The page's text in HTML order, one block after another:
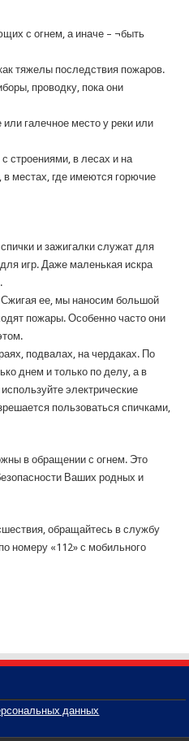
с огнем, а иначе – ¬быть
тяжелы последствия пожаров.
проводку, пока они
галечное место у реки или
строениями, в лесах и на
в местах, где имеются горючие
и зажигалки служат для
игр. Даже маленькая искра
ее, мы наносим большой
пожары. Особенно часто они
подвалах, на чердаках. По
днем и только по делу, а в
электрические
пользоваться спичками,
в обращении с огнем. Это
Ваших родных и
обращайтесь в службу
номеру «112» с мобильного
данных